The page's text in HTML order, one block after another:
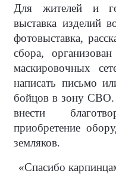
Для жителей и
выставка изделий
фотовыставка,
сбора,
маскировочных
написать письмо
бойцов в зону
внести
приобретение
земляков.
«Спасибо